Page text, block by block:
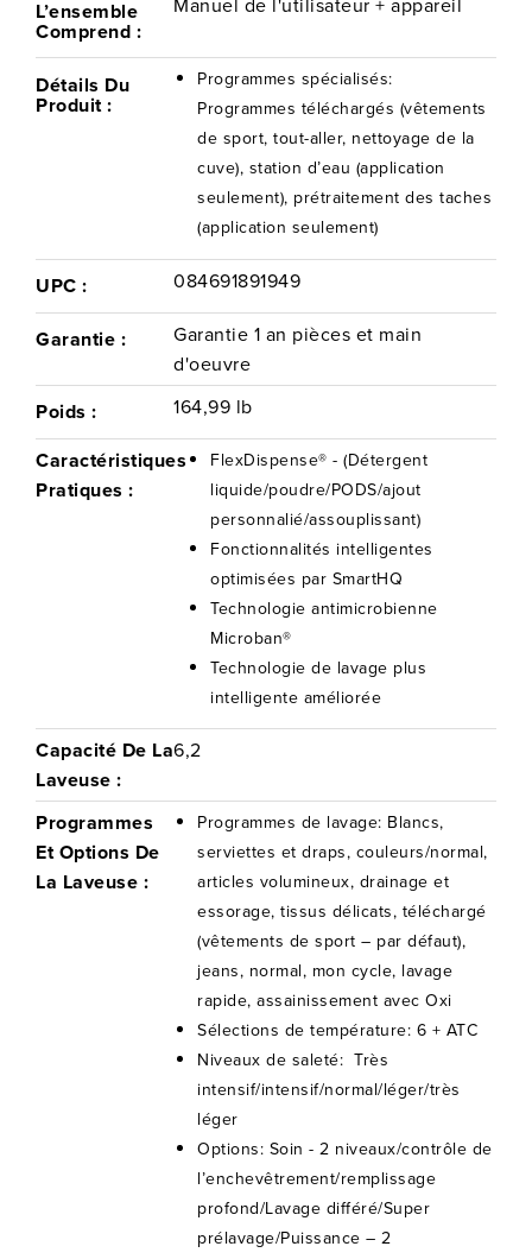
L’ensemble
Comprend :
Détails Du
Produit :
Programmes spécialisés:
Programmes téléchargés (vêtements
de sport, tout-aller, nettoyage de la
cuve), station d’eau (application
seulement), prétraitement des taches
(application seulement)
UPC : 084691891949
Garantie :
Garantie 1 an pièces et main
d'oeuvre
Poids :
164,99 lb
Caractéristiques
Pratiques :
FlexDispense® - (Détergent
liquide/poudre/PODS/ajout
personnalié/assouplissant)
Fonctionnalités intelligentes
optimisées par SmartHQ
Technologie antimicrobienne
Microban®
Technologie de lavage plus
intelligente améliorée
Capacité De La
Laveuse :
6,2
Programmes
Et Options De
La Laveuse :
Programmes de lavage: Blancs,
serviettes et draps, couleurs/normal,
articles volumineux, drainage et
essorage, tissus délicats, téléchargé
(vêtements de sport – par défaut),
jeans, normal, mon cycle, lavage
rapide, assainissement avec Oxi
Sélections de température: 6 + ATC
Niveaux de saleté: Très
intensif/intensif/normal/léger/très
léger
Options: Soin - 2 niveaux/contrôle de
l’enchevêtrement/remplissage
profond/Lavage différé/Super
prélavage/Puissance – 2